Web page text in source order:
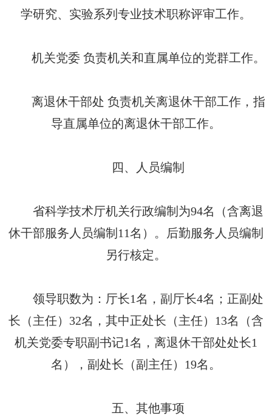
学研究、实验系列专业技术职称评审工作。
机关党委 负责机关和直属单位的党群工作。
离退休干部处 负责机关离退休干部工作，指
导直属单位的离退休干部工作。
四、人员编制
省科学技术厅机关行政编制为94名（含离退
休干部服务人员编制11名）。后勤服务人员编制
另行核定。
领导职数为：厅长1名，副厅长4名；正副处
长（主任）32名，其中正处长（主任）13名（含
机关党委专职副书记1名，离退休干部处处长1
名），副处长（副主任）19名。
五、其他事项